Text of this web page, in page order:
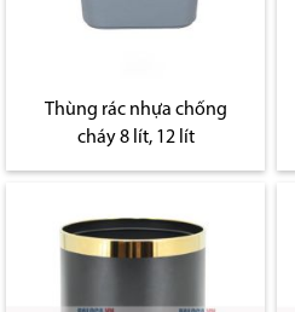
Thùng rác nhựa chống
cháy 8 lít, 12 lít